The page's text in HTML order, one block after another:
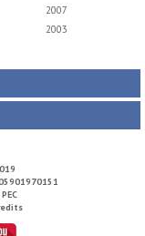
2007
2003